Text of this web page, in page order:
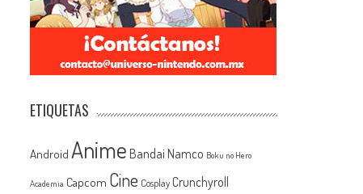
ETIQUETAS
Android Anime Bandai Namco Boku no Hero
Academia Capcom Cine Cosplay Crunchyroll